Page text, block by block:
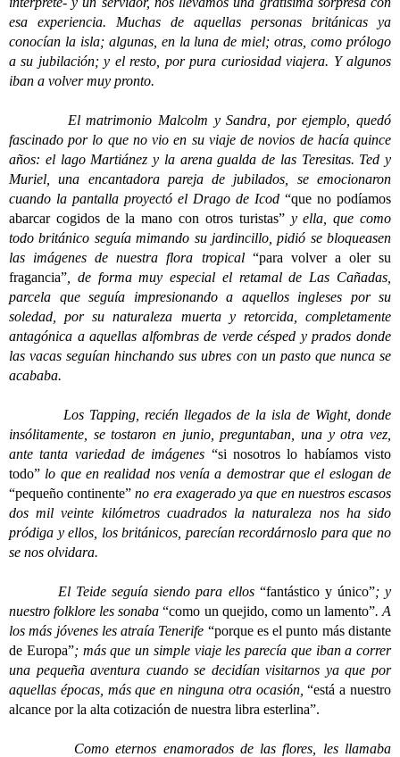
esa experiencia. Muchas de aquellas personas británicas ya
conocían la isla; algunas, en la luna de miel; otras, como prólogo
a su jubilación; y el resto, por pura curiosidad viajera. Y algunos
iban a volver muy pronto.
El matrimonio Malcolm y Sandra, por ejemplo, quedó
fascinado por lo que no vio en su viaje de novios de hacía quince
años: el lago Martiánez y la arena gualda de las Teresitas. Ted y
Muriel, una encantadora pareja de jubilados, se emocionaron
cuando la pantalla proyectó el Drago de Icod “que no podíamos
abarcar cogidos de la mano con otros turistas”y ella, que como
todo británico seguía mimando su jardincillo, pidió se bloqueasen
las imágenes de nuestra flora tropical “para volver a oler su
fragancia” , de forma muy especial el retamal de Las Cañadas,
parcela que seguía impresionando a aquellos ingleses por su
soledad, por su naturaleza muerta y retorcida, completamente
antagónica a aquellas alfombras de verde césped y prados donde
las vacas seguían hinchando sus ubres con un pasto que nunca se
acababa.
Los Tapping, recién llegados de la isla de Wight, donde
insólitamente, se tostaron en junio, preguntaban, una y otra vez,
ante tanta variedad de imágenes “si nosotros lo habíamos visto
todo” lo que en realidad nos venía a demostrar que el eslogan de
“pequeño continente” no era exagerado ya que en nuestros escasos
dos mil veinte kilómetros cuadrados la naturaleza nos ha sido
pródiga y ellos, los británicos, parecían recordárnoslo para que no
se nos olvidara.
El Teide seguía siendo para ellos “fantástico y único”; y
nuestro folklore les sonaba“como un quejido, como un lamento”. A
los más jóvenes les atraía Tenerife “porque es el punto más distante
de Europa”; más que un simple viaje les parecía que iban a correr
una pequeña aventura cuando se decidían visitarnos ya que por
aquellas épocas, más que en ninguna otra ocasión,“está a nuestro
alcance por la alta cotización de nuestra libra esterlina”.
Como eternos enamorados de las flores, les llamaba